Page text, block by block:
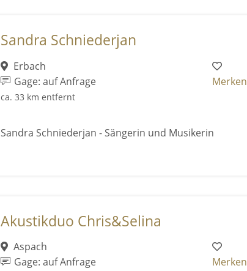
Sandra Schniederjan
Erbach
Gage: auf Anfrage
ca. 33 km entfernt
Merken
Sandra Schniederjan - Sängerin und Musikerin
Akustikduo Chris&Selina
Aspach
Gage: auf Anfrage
Merken